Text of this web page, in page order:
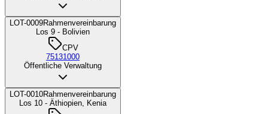
LOT-0009Rahmenvereinbarung
Los 9 - Bolivien
CPV
75131000
Öffentliche Verwaltung
LOT-0010Rahmenvereinbarung
Los 10 - Äthiopien, Kenia